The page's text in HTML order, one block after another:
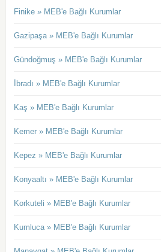
Finike » MEB'e Bağlı Kurumlar
Gazipaşa » MEB'e Bağlı Kurumlar
Gündoğmuş » MEB'e Bağlı Kurumlar
İbradı » MEB'e Bağlı Kurumlar
Kaş » MEB'e Bağlı Kurumlar
Kemer » MEB'e Bağlı Kurumlar
Kepez » MEB'e Bağlı Kurumlar
Konyaaltı » MEB'e Bağlı Kurumlar
Korkuteli » MEB'e Bağlı Kurumlar
Kumluca » MEB'e Bağlı Kurumlar